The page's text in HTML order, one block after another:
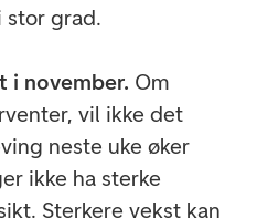
stor grad.
i november. Om
vil ikke det
neste uke øker
ikke ha sterke
Sterkere vekst kan